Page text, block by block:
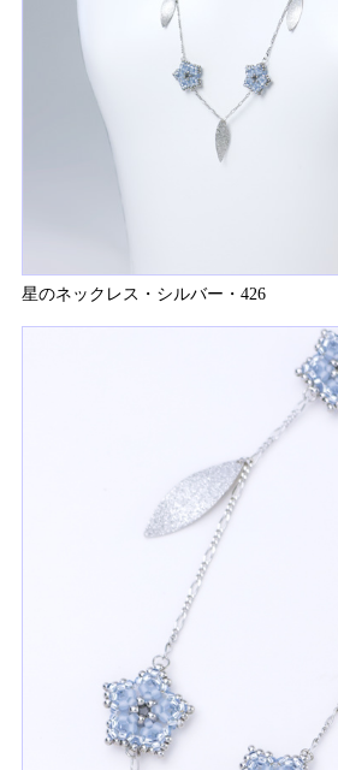
星のネックレス・シルバー・426